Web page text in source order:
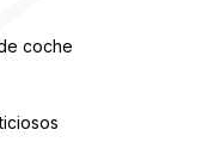
coche